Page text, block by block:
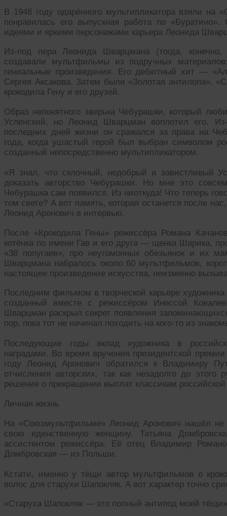
В 1948 году одарённого мультипликатора взяли на
понравилась его выпускная работа по
идеями и яркими персонажами карьера Леонида
Из-под пера Леонида Шварцмана (тогда,
создавали мультфильмы из подручных
гениальные произведения. Его дебютный хит —
Сергея Аксакова. Затем были «Золотая антилопа»,
крокодила Гену и его друзей.
Образ непонятного зверька Чебурашки, который
Успенский, но Леонид Шварцман воплотил его.
последних дней жизни он сражался за права на
года, когда ушастый герой был выбран символом
созданный непосредственно мультипликатором.
«Я знал, что склочный, недобрый и завистливый
доказать авторство Чебурашки. Но мне это
Чебурашка сам появился. Из ниоткуда! Что теперь
том свете? А вот память, которая останется после
Леонид Аронович в интервью.
После «Крокодила Гены» режиссёра Романа
котёнка по имени Гав и его друга — щенка Шарика,
«38 попугаев», про неугомонных обезьянок и их
Шварцмана набралось около 60 мультфильмов,
настоящее произведение искусства, неизменно
Последним фильмом в творческой карьере
созданный вместе с режиссёром Инессой
Шварцман раскрыл секрет появления
пор, пока тот не начинал походить на кого-то из
Последующие годы вклад художника в
наградами. Во время вручения президентской
году Леонид Аронович обратился к Владимиру
отчисления авторских, так как незадолго до
решение о прекращении выплат классикам
Личная жизнь
На «Союзмультфильме» Леонид Аронович нашёл
свою единственную женщину. Татьяна
ассистентом режиссёра. Её отец Владимир
Домбровская — из Польши.
Кстати, именно у тёщи автор мультфильмов о
волос для старухи Шапокляк. А вот характер точно
«Старуха Шапокляк — это полный антипод моей